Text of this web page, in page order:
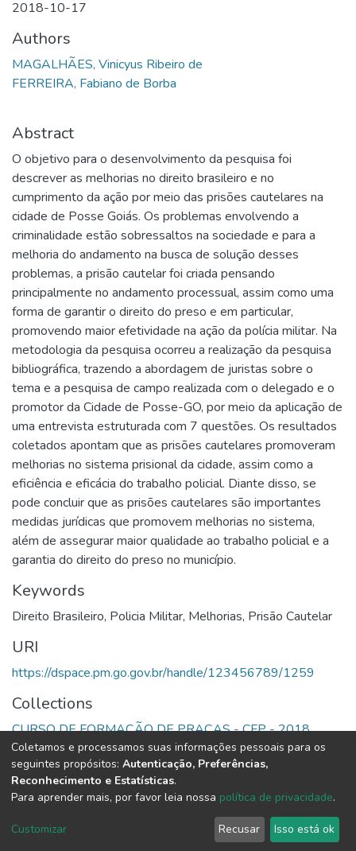
2018-10-17
Authors
MAGALHÃES, Vinicyus Ribeiro de
FERREIRA, Fabiano de Borba
Abstract
O objetivo para o desenvolvimento da pesquisa foi
descrever as melhorias no direito brasileiro e no
cumprimento da ação por meio das prisões cautelares na
cidade de Posse Goiás. Os problemas envolvendo a
criminalidade estão sobressaltos na sociedade e para a
melhoria do andamento na busca de solução desses
problemas, a prisão cautelar foi criada pensando
principalmente no andamento processual, assim como uma
forma de garantir o direito do preso e em particular,
promovendo maior efetividade na ação da polícia militar. Na
metodologia da pesquisa ocorreu a realização da pesquisa
bibliográfica, trazendo a abordagem de juristas sobre o
tema e a pesquisa de campo realizada com o delegado e o
promotor da Cidade de Posse-GO, por meio da aplicação de
uma entrevista estruturada com 7 questões. Os resultados
coletados apontam que as prisões cautelares promoveram
melhorias no sistema prisional da cidade, assim como a
eficiência e eficácia do trabalho policial. Diante disso, se
pode concluir que as prisões cautelares são importantes
medidas jurídicas que promovem melhorias no sistema,
além de assegurar maior qualidade ao trabalho policial e a
garantia do direito do preso no município.
Keywords
Direito Brasileiro, Policia Militar, Melhorias, Prisão Cautelar
URI
https://dspace.pm.go.gov.br/handle/123456789/1259
Collections
CURSO DE FORMAÇÃO DE PRAÇAS - CFP - 2018
Full item page
DSpace software copyright © 2002-2026 LYRASIS
Cookie
End User
Agreement
Send
Feedback
Coletamos e processamos suas informações pessoais para os
seguintes propósitos: Autenticação, Preferências,
Reconhecimento e Estatísticas.
Para aprender mais, por favor leia nossa política de privacidade.
Customizar Recusar Isso está ok